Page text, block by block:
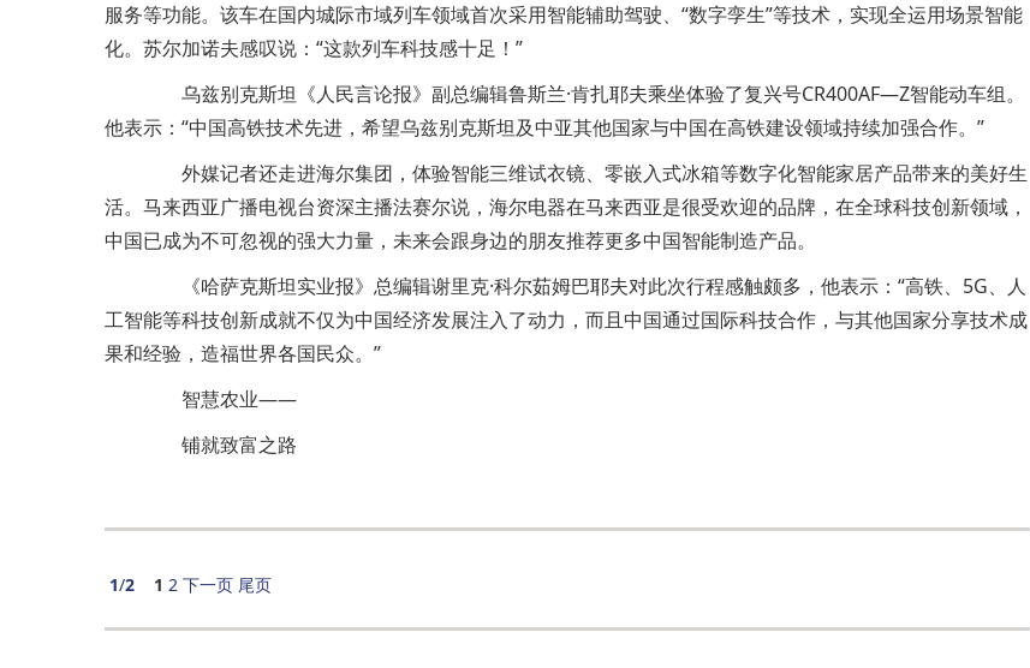
服务等功能。该车在国内城际市域列车领域首次采用智能辅助驾驶、“数字孪生”等技术，实现全运用场景智能
化。苏尔加诺夫感叹说：“这款列车科技感十足！”
乌兹别克斯坦《人民言论报》副总编辑鲁斯兰·肯扎耶夫乘坐体验了复兴号CR400AF—Z智能动车组。
他表示：“中国高铁技术先进，希望乌兹别克斯坦及中亚其他国家与中国在高铁建设领域持续加强合作。”
外媒记者还走进海尔集团，体验智能三维试衣镜、零嵌入式冰箱等数字化智能家居产品带来的美好生
活。马来西亚广播电视台资深主播法赛尔说，海尔电器在马来西亚是很受欢迎的品牌，在全球科技创新领域，
中国已成为不可忽视的强大力量，未来会跟身边的朋友推荐更多中国智能制造产品。
《哈萨克斯坦实业报》总编辑谢里克·科尔茹姆巴耶夫对此次行程感触颇多，他表示：“高铁、5G、人
工智能等科技创新成就不仅为中国经济发展注入了动力，而且中国通过国际科技合作，与其他国家分享技术成
果和经验，造福世界各国民众。”
智慧农业——
铺就致富之路
1/2 1 2 下一页 尾页